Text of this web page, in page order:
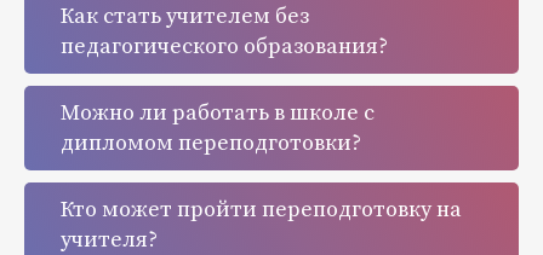
Как стать учителем без
педагогического образования?
Можно ли работать в школе с
дипломом переподготовки?
Кто может пройти переподготовку на
учителя?